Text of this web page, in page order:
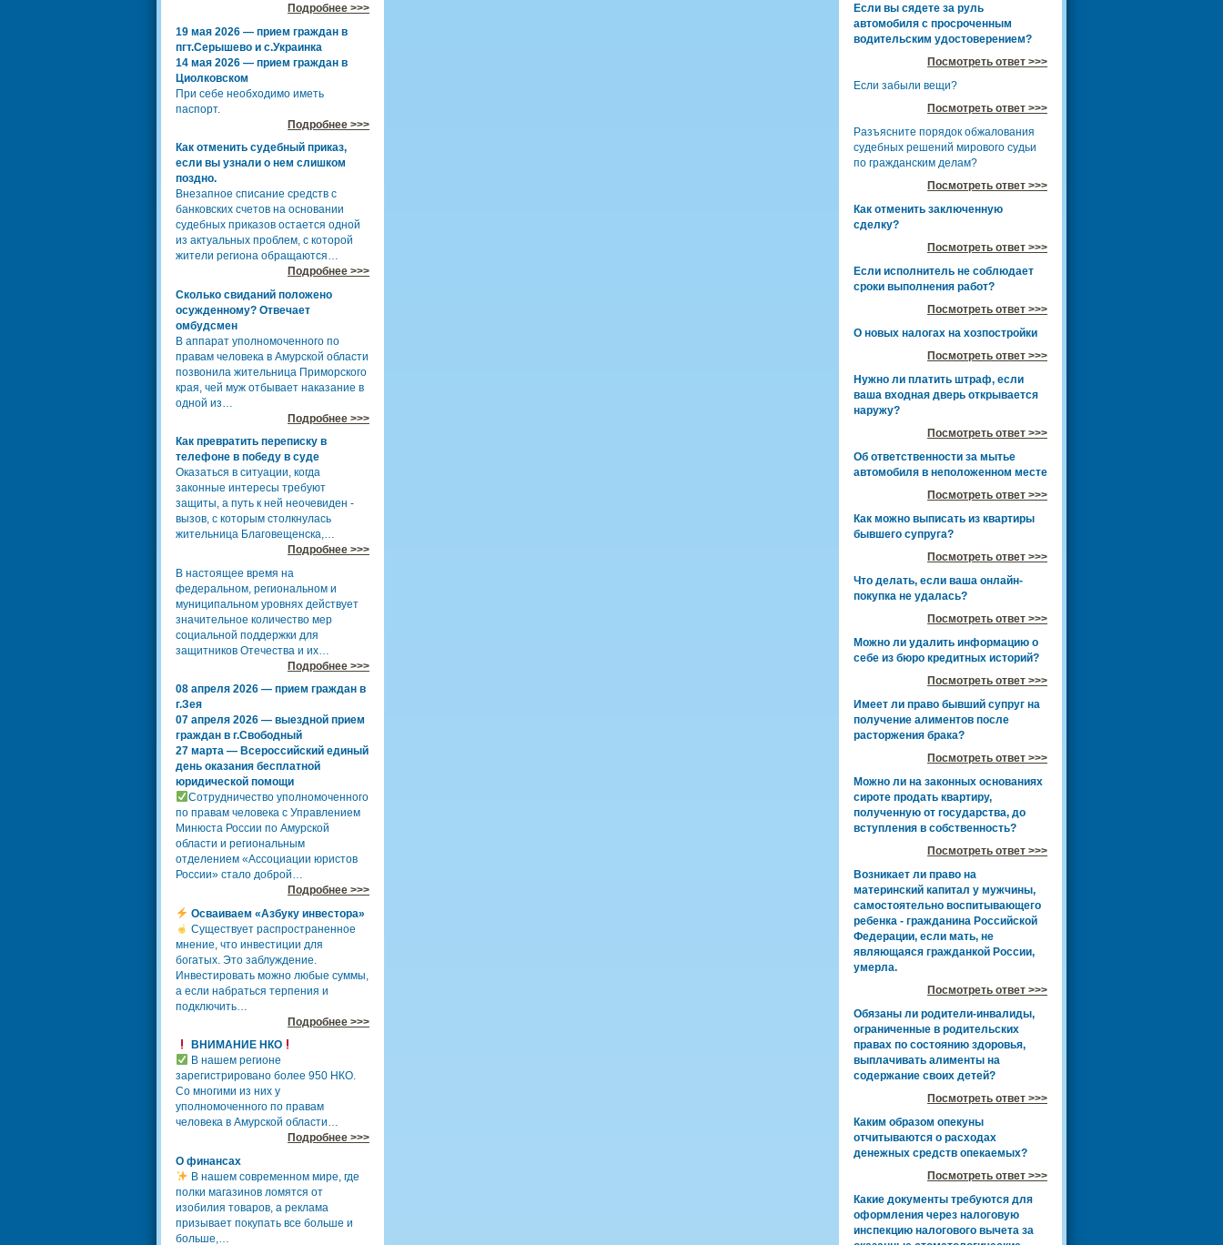
Подробнее >>>
19 мая 2026 — прием граждан в
пгт.Серышево и с.Украинка
14 мая 2026 — прием граждан в
Циолковском
При себе необходимо иметь
паспорт.
Подробнее >>>
Как отменить судебный приказ,
если вы узнали о нем слишком
поздно.
Внезапное списание средств с
банковских счетов на основании
судебных приказов остается одной
из актуальных проблем, с которой
жители региона обращаются…
Подробнее >>>
Сколько свиданий положено
осужденному? Отвечает
омбудсмен
В аппарат уполномоченного по
правам человека в Амурской области
позвонила жительница Приморского
края, чей муж отбывает наказание в
одной из…
Подробнее >>>
Как превратить переписку в
телефоне в победу в суде
Оказаться в ситуации, когда
законные интересы требуют
защиты, а путь к ней неочевиден -
вызов, с которым столкнулась
жительница Благовещенска,…
Подробнее >>>
В настоящее время на
федеральном, региональном и
муниципальном уровнях действует
значительное количество мер
социальной поддержки для
защитников Отечества и их…
Подробнее >>>
08 апреля 2026 — прием граждан в
г.Зея
07 апреля 2026 — выездной прием
граждан в г.Свободный
27 марта — Всероссийский единый
день оказания бесплатной
юридической помощи
Сотрудничество уполномоченного
по правам человека с Управлением
Минюста России по Амурской
области и региональным
отделением «Ассоциации юристов
России» стало доброй…
Подробнее >>>
Осваиваем «Азбуку инвестора»
Существует распространенное
мнение, что инвестиции для
богатых. Это заблуждение.
Инвестировать можно любые суммы,
а если набраться терпения и
подключить…
Подробнее >>>
ВНИМАНИЕ НКО
В нашем регионе
зарегистрировано более 950 НКО.
Со многими из них у
уполномоченного по правам
человека в Амурской области…
Подробнее >>>
О финансах
В нашем современном мире, где
полки магазинов ломятся от
изобилия товаров, а реклама
призывает покупать все больше и
больше,…
Если вы сядете за руль
автомобиля с просроченным
водительским удостоверением?
Посмотреть ответ >>>
Если забыли вещи?
Посмотреть ответ >>>
Разъясните порядок обжалования
судебных решений мирового судьи
по гражданским делам?
Посмотреть ответ >>>
Как отменить заключенную
сделку?
Посмотреть ответ >>>
Если исполнитель не соблюдает
сроки выполнения работ?
Посмотреть ответ >>>
О новых налогах на хозпостройки
Посмотреть ответ >>>
Нужно ли платить штраф, если
ваша входная дверь открывается
наружу?
Посмотреть ответ >>>
Об ответственности за мытье
автомобиля в неположенном месте
Посмотреть ответ >>>
Как можно выписать из квартиры
бывшего супруга?
Посмотреть ответ >>>
Что делать, если ваша онлайн-
покупка не удалась?
Посмотреть ответ >>>
Можно ли удалить информацию о
себе из бюро кредитных историй?
Посмотреть ответ >>>
Имеет ли право бывший супруг на
получение алиментов после
расторжения брака?
Посмотреть ответ >>>
Можно ли на законных основаниях
сироте продать квартиру,
полученную от государства, до
вступления в собственность?
Посмотреть ответ >>>
Возникает ли право на
материнский капитал у мужчины,
самостоятельно воспитывающего
ребенка - гражданина Российской
Федерации, если мать, не
являющаяся гражданкой России,
умерла.
Посмотреть ответ >>>
Обязаны ли родители-инвалиды,
ограниченные в родительских
правах по состоянию здоровья,
выплачивать алименты на
содержание своих детей?
Посмотреть ответ >>>
Каким образом опекуны
отчитываются о расходах
денежных средств опекаемых?
Посмотреть ответ >>>
Какие документы требуются для
оформления через налоговую
инспекцию налогового вычета за